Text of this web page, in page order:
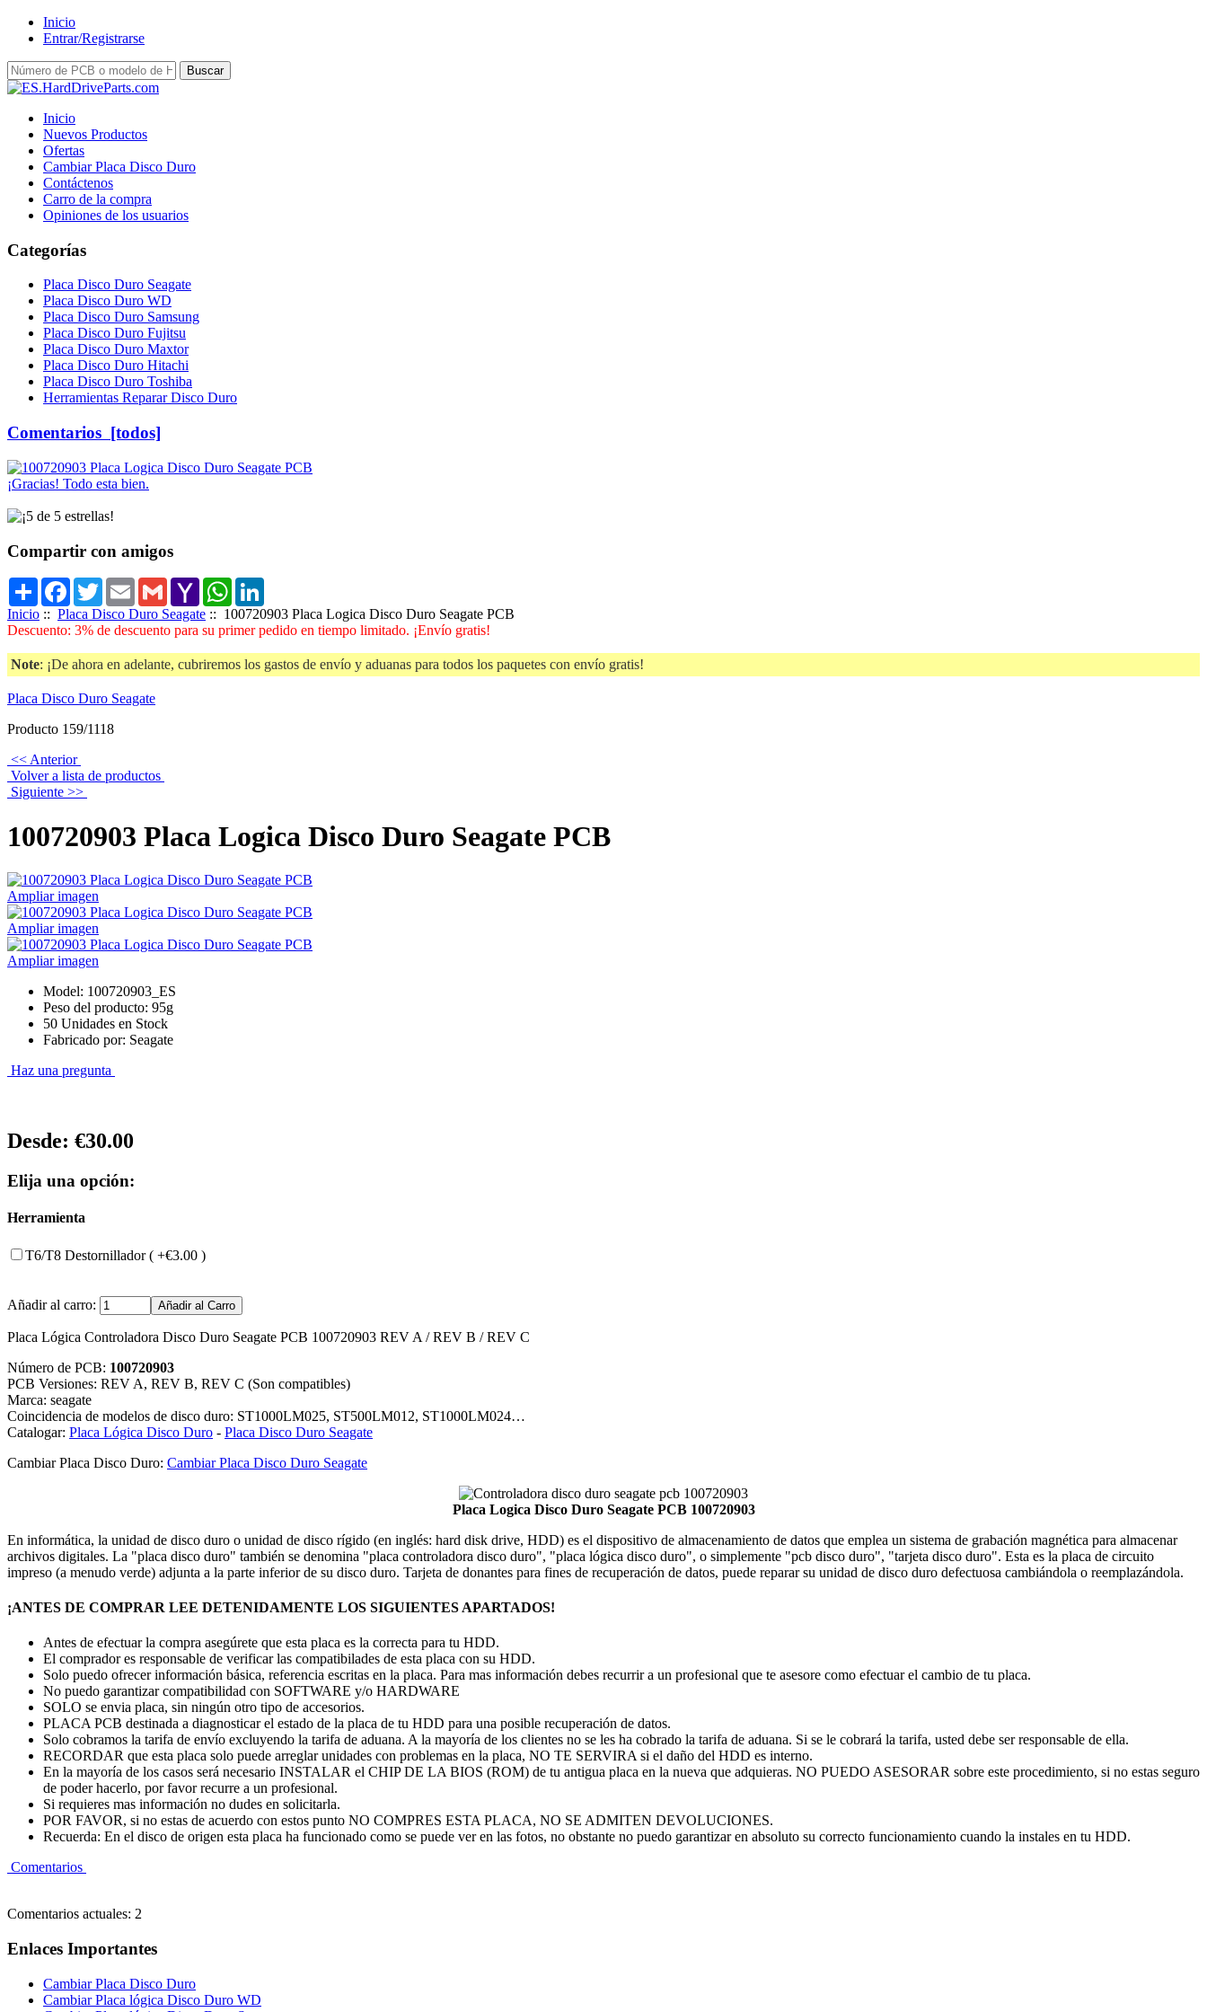
Inicio
Entrar/Registrarse
Inicio
Nuevos Productos
Ofertas
Cambiar Placa Disco Duro
Contáctenos
Carro de la compra
Opiniones de los usuarios
Categorías
Placa Disco Duro Seagate
Placa Disco Duro WD
Placa Disco Duro Samsung
Placa Disco Duro Fujitsu
Placa Disco Duro Maxtor
Placa Disco Duro Hitachi
Placa Disco Duro Toshiba
Herramientas Reparar Disco Duro
Comentarios [todos]
¡Gracias! Todo esta bien.
Compartir con amigos
Share Facebook
TwitterEmail Gmail Yahoo
Mail
WhatsApp
Inicio :: Placa Disco Duro Seagate :: 100720903 Placa Logica Disco Duro Seagate PCB
Descuento: 3% de descuento para su primer pedido en tiempo limitado. ¡Envío gratis!
Note: ¡De ahora en adelante, cubriremos los gastos de envío y aduanas para todos los paquetes con envío gratis!
Placa Disco Duro Seagate
Producto 159/1118
<< Anterior
Volver a lista de productos
Siguiente >>
100720903 Placa Logica Disco Duro Seagate PCB
Ampliar imagen
Ampliar imagen
Ampliar imagen
Model: 100720903_ES
Peso del producto: 95g
50 Unidades en Stock
Fabricado por: Seagate
Haz una pregunta
Desde: €30.00
Elija una opción:
Herramienta
T6/T8 Destornillador ( +€3.00 )
Añadir al carro:
Placa Lógica Controladora Disco Duro Seagate PCB 100720903 REV A / REV B / REV C
Número de PCB: 100720903
PCB Versiones: REV A, REV B, REV C (Son compatibles)
Marca: seagate
Coincidencia de modelos de disco duro: ST1000LM025, ST500LM012, ST1000LM024…
Catalogar: Placa Lógica Disco Duro - Placa Disco Duro Seagate
Cambiar Placa Disco Duro: Cambiar Placa Disco Duro Seagate
Placa Logica Disco Duro Seagate PCB 100720903
En informática, la unidad de disco duro o unidad de disco rígido (en inglés: hard disk drive, HDD) es el dispositivo de almacenamiento de datos que emplea un sistema de grabación magnética para almacenar
archivos digitales. La "placa disco duro" también se denomina "placa controladora disco duro", "placa lógica disco duro", o simplemente "pcb disco duro", "tarjeta disco duro". Esta es la placa de circuito
impreso (a menudo verde) adjunta a la parte inferior de su disco duro. Tarjeta de donantes para fines de recuperación de datos, puede reparar su unidad de disco duro defectuosa cambiándola o reemplazándola.
¡ANTES DE COMPRAR LEE DETENIDAMENTE LOS SIGUIENTES APARTADOS!
Antes de efectuar la compra asegúrete que esta placa es la correcta para tu HDD.
El comprador es responsable de verificar las compatibilades de esta placa con su HDD.
Solo puedo ofrecer información básica, referencia escritas en la placa. Para mas información debes recurrir a un profesional que te asesore como efectuar el cambio de tu placa.
No puedo garantizar compatibilidad con SOFTWARE y/o HARDWARE
SOLO se envia placa, sin ningún otro tipo de accesorios.
PLACA PCB destinada a diagnosticar el estado de la placa de tu HDD para una posible recuperación de datos.
Solo cobramos la tarifa de envío excluyendo la tarifa de aduana. A la mayoría de los clientes no se les ha cobrado la tarifa de aduana. Si se le cobrará la tarifa, usted debe ser responsable de ella.
RECORDAR que esta placa solo puede arreglar unidades con problemas en la placa, NO TE SERVIRA si el daño del HDD es interno.
En la mayoría de los casos será necesario INSTALAR el CHIP DE LA BIOS (ROM) de tu antigua placa en la nueva que adquieras. NO PUEDO ASESORAR sobre este procedimiento, si no estas seguro
de poder hacerlo, por favor recurre a un profesional.
Si requieres mas información no dudes en solicitarla.
POR FAVOR, si no estas de acuerdo con estos punto NO COMPRES ESTA PLACA, NO SE ADMITEN DEVOLUCIONES.
Recuerda: En el disco de origen esta placa ha funcionado como se puede ver en las fotos, no obstante no puedo garantizar en absoluto su correcto funcionamiento cuando la instales en tu HDD.
Comentarios
Comentarios actuales: 2
Enlaces Importantes
Cambiar Placa Disco Duro
Cambiar Placa lógica Disco Duro WD